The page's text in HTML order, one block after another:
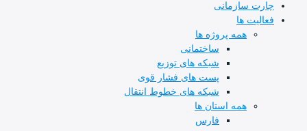
سازمانی
ها
همه پروژه ها
ساختمانی
شبکه های توزیع
پست های فشار قوی
شبکه های خطوط انتقال
همه استان ها